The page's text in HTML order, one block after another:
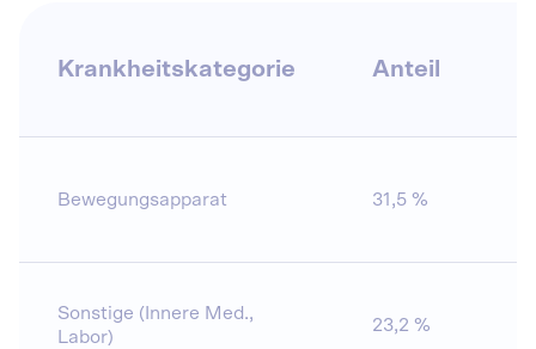
Krankheitskategorie Anteil
Bewegungsapparat 31,5 %
Sonstige (Innere Med.,
Labor)
23,2 %